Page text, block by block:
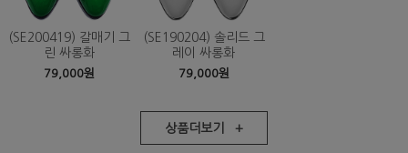
(SE200419) 갈매기 그
린 싸롱화
79,000원
(SE190204) 솔리드 그
레이 싸롱화
79,000원
상품더보기 +